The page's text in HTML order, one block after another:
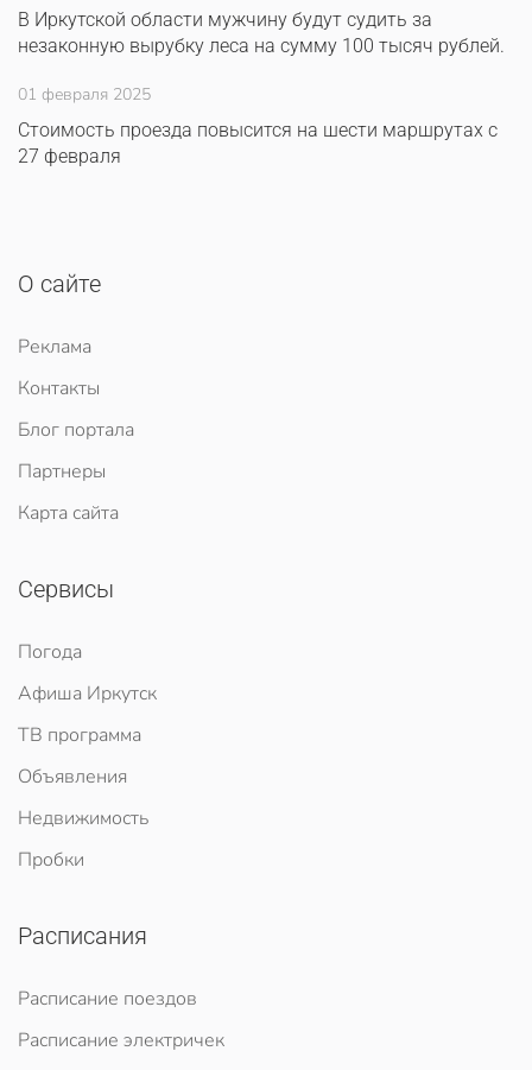
В Иркутской области мужчину будут судить за
незаконную вырубку леса на сумму 100 тысяч рублей.
01 февраля 2025
Стоимость проезда повысится на шести маршрутах с
27 февраля
О сайте
Реклама
Контакты
Блог портала
Партнеры
Карта сайта
Сервисы
Погода
Афиша Иркутск
ТВ программа
Объявления
Недвижимость
Пробки
Расписания
Расписание поездов
Расписание электричек